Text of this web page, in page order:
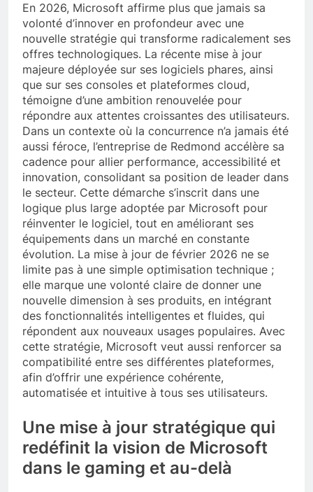
En 2026, Microsoft affirme plus que jamais sa
volonté d’innover en profondeur avec une
nouvelle stratégie qui transforme radicalement ses
offres technologiques. La récente mise à jour
majeure déployée sur ses logiciels phares, ainsi
que sur ses consoles et plateformes cloud,
témoigne d’une ambition renouvelée pour
répondre aux attentes croissantes des utilisateurs.
Dans un contexte où la concurrence n’a jamais été
aussi féroce, l’entreprise de Redmond accélère sa
cadence pour allier performance, accessibilité et
innovation, consolidant sa position de leader dans
le secteur. Cette démarche s’inscrit dans une
logique plus large adoptée par Microsoft pour
réinventer le logiciel, tout en améliorant ses
équipements dans un marché en constante
évolution. La mise à jour de février 2026 ne se
limite pas à une simple optimisation technique ;
elle marque une volonté claire de donner une
nouvelle dimension à ses produits, en intégrant
des fonctionnalités intelligentes et fluides, qui
répondent aux nouveaux usages populaires. Avec
cette stratégie, Microsoft veut aussi renforcer sa
compatibilité entre ses différentes plateformes,
afin d’offrir une expérience cohérente,
automatisée et intuitive à tous ses utilisateurs.
Une mise à jour stratégique qui
redéfinit la vision de Microsoft
dans le gaming et au-delà